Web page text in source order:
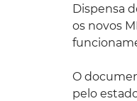
Dispensa
os novos
O
pelo